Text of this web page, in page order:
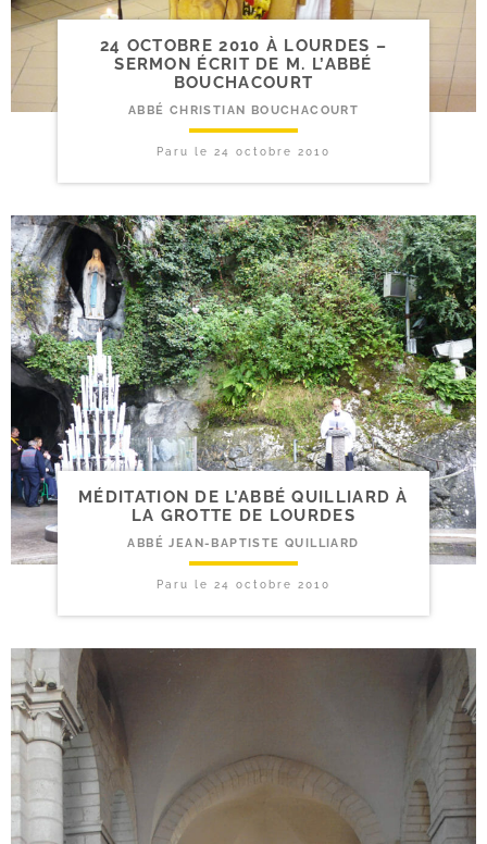
24 OCTOBRE 2010 À LOURDES –
SERMON ÉCRIT DE M. L’ABBÉ
BOUCHACOURT
ABBÉ CHRISTIAN BOUCHACOURT
Paru le 24 octobre 2010
MÉDITATION DE L’ABBÉ QUILLIARD À
LA GROTTE DE LOURDES
ABBÉ JEAN-BAPTISTE QUILLIARD
Paru le 24 octobre 2010